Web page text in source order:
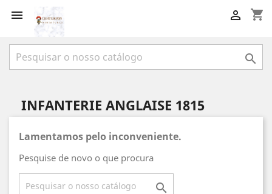
 shopping_cart


INFANTERIE ANGLAISE 1815
Lamentamos pelo inconveniente.
Pesquise de novo o que procura
